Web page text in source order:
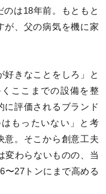
は18年前。もともと
が、父の病気を機に家
好きなことをしろ」と
ここまでの設備を整
に評価されるブランド
もったいない」と考
意。そこから創意工夫
変わらないものの、当
〜27トンにまで高める